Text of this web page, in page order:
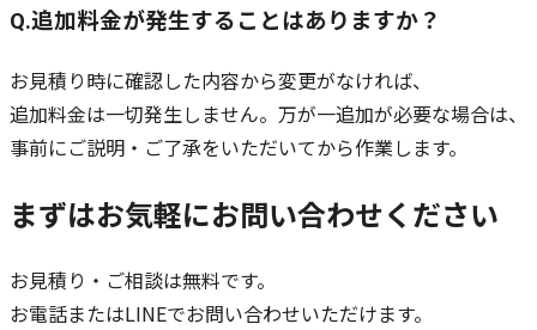
Q.追加料金が発生することはありますか？
お見積り時に確認した内容から変更がなければ、
追加料金は一切発生しません。万が一追加が必要な場合は、
事前にご説明・ご了承をいただいてから作業します。
まずはお気軽にお問い合わせください
お見積り・ご相談は無料です。
お電話またはLINEでお問い合わせいただけます。